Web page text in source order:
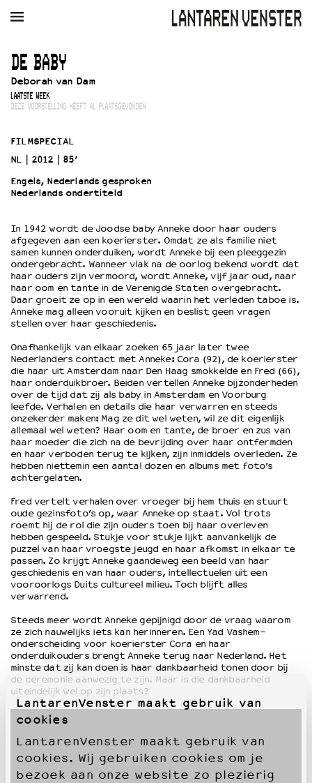
LantarenVenster maakt gebruik van
cookies
LantarenVenster maakt gebruik van
cookies. Wij gebruiken cookies om je
bezoek aan onze website zo plezierig
AGENDA FILM
Winkelmandje
Zoek
Openingstijden & contact
Bereikbaarheid
Kaartverkoop
EDUCATIE
Schoolvoorstellingen
Filmprogramma’s Primair Onderwijs
Filmprogramma’s VO/MBO
Speciale educatieprogramma’s
OVER LANTARENVENSTER
Wat we doen
Werken bij
Wie is wie
Word vriend
Historie
Partners
Huisregels
Privacyverklaring
Integriteits- en gedragscode
Duurzaamheid
Culturele boycot Israël
Ruimte voor artistieke vrijheid – VNPF
DE BABY
Deborah van Dam
LAATSTE WEEK
DEZE VOORSTELLING HEEFT AL PLAATSGEVONDEN
FILMSPECIAL
NL
2012
85’
Engels, Nederlands gesproken
Nederlands ondertiteld
In 1942 wordt de Joodse baby Anneke door haar ouders
afgegeven aan een koerierster. Omdat ze als familie niet
samen kunnen onderduiken, wordt Anneke bij een pleeggezin
ondergebracht. Wanneer vlak na de oorlog bekend wordt dat
haar ouders zijn vermoord, wordt Anneke, vijf jaar oud, naar
haar oom en tante in de Verenigde Staten overgebracht.
Daar groeit ze op in een wereld waarin het verleden taboe is.
Anneke mag alleen vooruit kijken en beslist geen vragen
stellen over haar geschiedenis.
Onafhankelijk van elkaar zoeken 65 jaar later twee
Nederlanders contact met Anneke: Cora (92), de koerierster
die haar uit Amsterdam naar Den Haag smokkelde en Fred (66),
haar onderduikbroer. Beiden vertellen Anneke bijzonderheden
over de tijd dat zij als baby in Amsterdam en Voorburg
leefde. Verhalen en details die haar verwarren en steeds
onzekerder maken: Mag ze dit wel weten, wil ze dit eigenlijk
allemaal wel weten? Haar oom en tante, de broer en zus van
haar moeder die zich na de bevrijding over haar ontfermden
en haar verboden terug te kijken, zijn inmiddels overleden. Ze
hebben niettemin een aantal dozen en albums met foto’s
achtergelaten.
Fred vertelt verhalen over vroeger bij hem thuis en stuurt
oude gezinsfoto’s op, waar Anneke op staat. Vol trots
roemt hij de rol die zijn ouders toen bij haar overleven
hebben gespeeld. Stukje voor stukje lijkt aanvankelijk de
puzzel van haar vroegste jeugd en haar afkomst in elkaar te
passen. Zo krijgt Anneke gaandeweg een beeld van haar
geschiedenis en van haar ouders, intellectuelen uit een
vooroorlogs Duits cultureel milieu. Toch blijft alles
verwarrend.
Steeds meer wordt Anneke gepijnigd door de vraag waarom
ze zich nauwelijks iets kan herinneren. Een Yad Vashem-
onderscheiding voor koerierster Cora en haar
onderduikouders brengt Anneke terug naar Nederland. Het
minste dat zij kan doen is haar dankbaarheid tonen door bij
de ceremonie aanwezig te zijn. Maar is die dankbaarheid
uiteindelijk wel op zijn plaats?